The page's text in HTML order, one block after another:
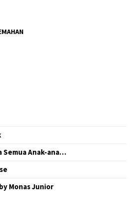
Semua Anak-ana…
Monas Junior